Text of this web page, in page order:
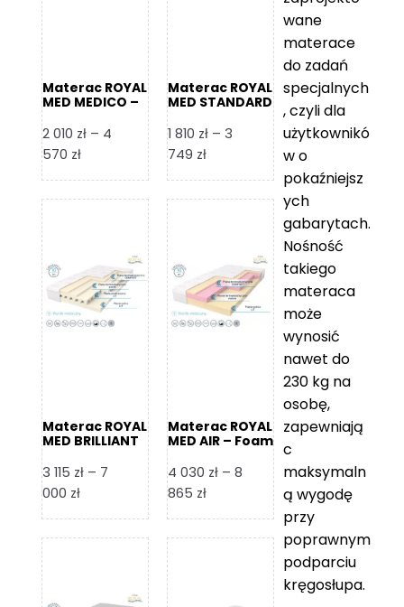
Materac ROYAL
MED MEDICO –
2 010 zł – 4
570 złZakres
od
4
570 zł
Materac ROYAL
MED STANDARD
1 810 zł – 3
749 złZakres
od
3
749 zł
Materac ROYAL
MED BRILLIANT
3 115 zł – 7
000 złZakres
od
Materac ROYAL
MED AIR – Foam
4 030 zł – 8
865 złZakres
od
wane
materace
do zadań
specjalnych
, czyli dla
użytkownikó
w o
pokaźniejsz
ych
gabarytach.
Nośność
takiego
materaca
może
wynosić
nawet do
230 kg na
osobę,
zapewniają
c
maksymaln
ą wygodę
przy
poprawnym
podparciu
kręgosłupa.